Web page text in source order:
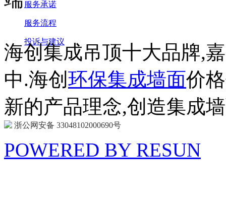
服务承诺
服务流程
投诉与建议
海创集成吊顶十大品牌,
中.海创环保集成墙面价
新的产品理念,创造集成
浙公网安备 33048102000690号
POWERED BY RESUN